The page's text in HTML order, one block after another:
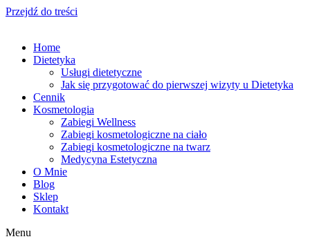
Przejdź do treści
Home
Dietetyka
Usługi dietetyczne
Jak się przygotować do pierwszej wizyty u Dietetyka
Cennik
Kosmetologia
Zabiegi Wellness
Zabiegi kosmetologiczne na ciało
Zabiegi kosmetologiczne na twarz
Medycyna Estetyczna
O Mnie
Blog
Sklep
Kontakt
Menu